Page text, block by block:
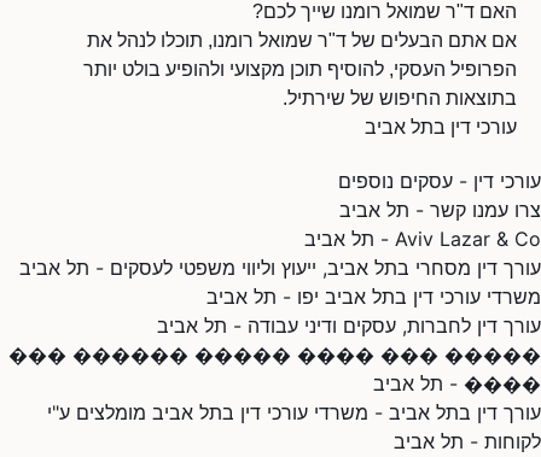
האם ד"ר שמואל רומנו שייך לכם?
אם אתם הבעלים של ד"ר שמואל רומנו, תוכלו לנהל את
הפרופיל העסקי, להוסיף תוכן מקצועי ולהופיע בולט יותר
בתוצאות החיפוש של שירתיל.
עורכי דין בתל אביב
עורכי דין - עסקים נוספים
צרו עמנו קשר - תל אביב
Aviv Lazar & Co - תל אביב
עורך דין מסחרי בתל אביב, ייעוץ וליווי משפטי לעסקים - תל אביב
משרדי עורכי דין בתל אביב יפו - תל אביב
עורך דין לחברות, עסקים ודיני עבודה - תל אביב
����� ��� ���� ����� ������ ���
���� - תל אביב
עורך דין בתל אביב - משרדי עורכי דין בתל אביב מומלצים ע"י
לקוחות - תל אביב